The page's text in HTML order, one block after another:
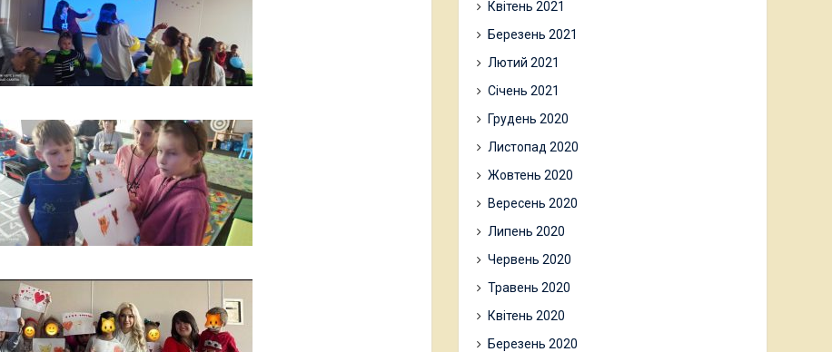
Квітень 2021
Березень 2021
Лютий 2021
Січень 2021
Грудень 2020
Листопад 2020
Жовтень 2020
Вересень 2020
Липень 2020
Червень 2020
Травень 2020
Квітень 2020
Березень 2020